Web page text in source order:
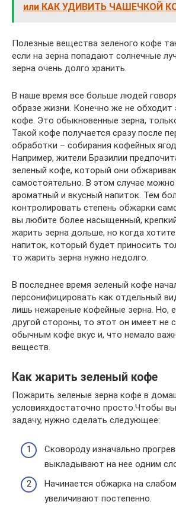
или КАК УДИВИТЬ ЧАШЕЧКОЙ
Полезные вещества зеленого кофе
если на зерна попадают солнечные
зерна очень долго хранить.
В наше время все больше людей
образе жизни. Конечно же не обходит
кофе. Это обыкновенные зерна,
Такой кофе получается сразу после
обработки – собирания кофейных
Например, жители Бразилии
зеленый кофе, который они
самостоятельно. В этом случае
ароматный и вкусный напиток. Тем
контролировать степень обжарки
вы любите более насыщенный,
жарить зерна дольше, но когда
напиток, который будет приносить
то жарить зерна нужно недолго.
В последнее время зеленый кофе
персонифицировать как отдельный
лишь нежареные кофейные зерна. Но,
другой стороны, то этот он имеет не
обычным кофе вкус и, что немало
веществ.
Как жарить зеленый кофе
Пожарить зеленые зерна кофе в
условияхдостаточно просто.Чтобы
задачу, нужно сделать следующее:
Сковороду изначально
выкладывают на нее одним
Начинается обжарка на слабом
увеличивают постепенно.